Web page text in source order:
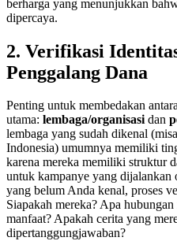
berharga yang menunjukkan
dipercaya.
2. Verifikasi
Penggalang Dana
Penting untuk membedakan
utama: lembaga/organisasidan
lembaga yang sudah dikenal
Indonesia) umumnya memiliki
karena mereka memiliki struktur
untuk kampanye yang
yang belum Anda kenal, proses
Siapakah mereka? Apa
manfaat? Apakah cerita yang
dipertanggungjawaban?